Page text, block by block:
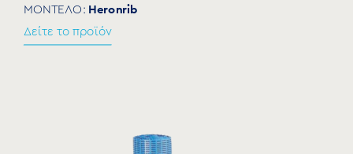
ΜΟΝΤΕΛΟ: Heronrib
Δείτε το προϊόν